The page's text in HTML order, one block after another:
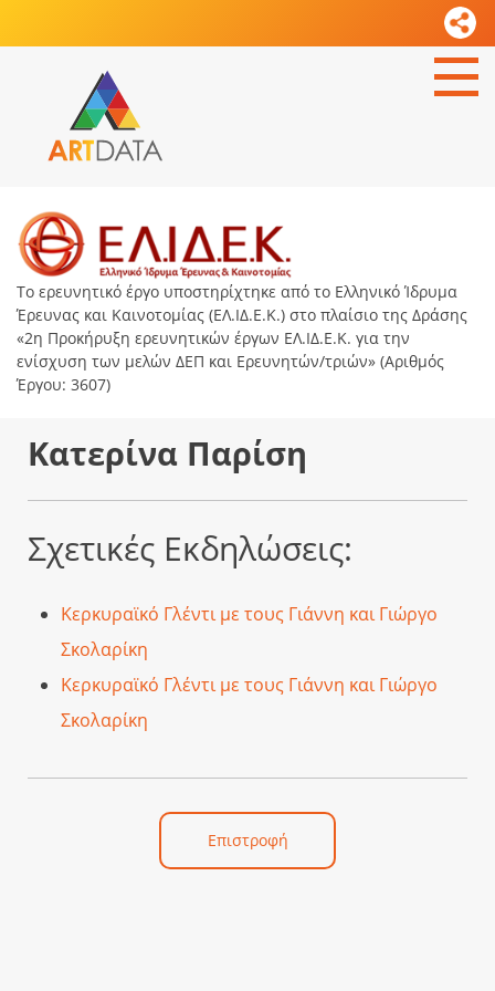
Το ερευνητικό έργο υποστηρίχτηκε από το Ελληνικό Ίδρυμα
Έρευνας και Καινοτομίας (ΕΛ.ΙΔ.Ε.Κ.) στο πλαίσιο της Δράσης
«2η Προκήρυξη ερευνητικών έργων ΕΛ.ΙΔ.Ε.Κ. για την
ενίσχυση των μελών ΔΕΠ και Ερευνητών/τριών» (Αριθμός
Έργου: 3607)
Κατερίνα Παρίση
Σχετικές Εκδηλώσεις:
Κερκυραϊκό Γλέντι με τους Γιάννη και Γιώργο
Σκολαρίκη
Κερκυραϊκό Γλέντι με τους Γιάννη και Γιώργο
Σκολαρίκη
Επιστροφή